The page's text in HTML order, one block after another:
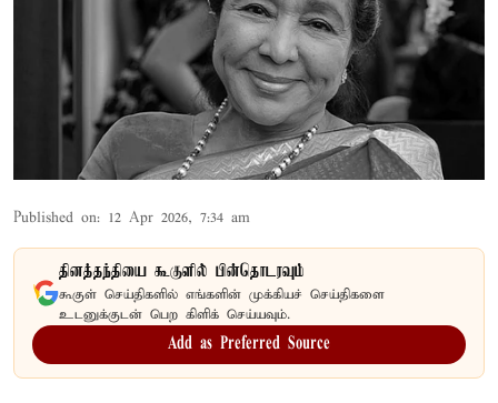
Published on: 12 Apr 2026, 7:34 am
தினத்தந்தியை கூகுளில் பின்தொடரவும்
கூகுள் செய்திகளில் எங்களின் முக்கியச் செய்திகளை
உடனுக்குடன் பெற கிளிக் செய்யவும்.
Add as Preferred Source